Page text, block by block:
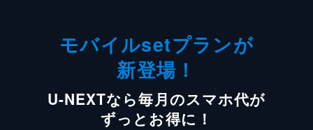
モバイルsetプランが
新登場！
U-NEXTなら毎月のスマホ代が
ずっとお得に！